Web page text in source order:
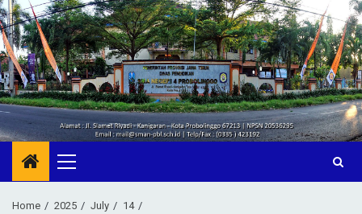
Skip
to
content
Primary
Menu
Home 2025 July
14